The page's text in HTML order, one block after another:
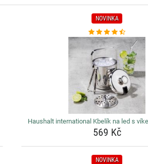
NOVINKA
Haushalt international Kbelík na led s
569 Kč
NOVINKA